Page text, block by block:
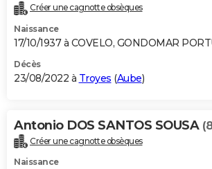
Créer une cagnotte obsèques
Naissance
17/10/1937 à COVELO, GONDOMAR
Décès
23/08/2022 à Troyes (Aube)
Antonio DOS SANTOS SOUSA
Créer une cagnotte obsèques
Naissance